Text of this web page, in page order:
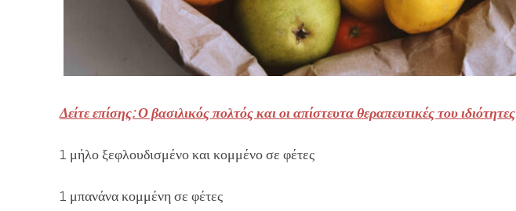
Δείτε επίσης: Ο βασιλικός πολτός και οι απίστευτα θεραπευτικές του ιδιότητες
1 μήλο ξεφλουδισμένο και κομμένο σε φέτες
1 μπανάνα κομμένη σε φέτες